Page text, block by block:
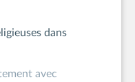
dans
avec